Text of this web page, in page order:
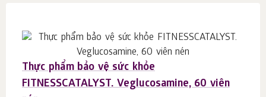
Thực phẩm bảo vệ sức khỏe
FITNESSCATALYST. Veglucosamine, 60 viên